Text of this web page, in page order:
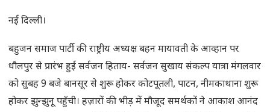
नई दिल्ली।
बहुजन समाज पार्टी की राष्ट्रीय अध्यक्ष बहन मायावती के आव्हान पर
धौलपुर से प्रारंभ हुई सर्वजन हिताय- सर्वजन सुखाय संकल्प यात्रा मंगलवार
को सुबह 9 बजे बानसूर से शुरू होकर कोटपूतली, पाटन, नीमकाथाना शुरू
होकर झुन्झुनू पहुँची। हज़ारों की भीड़ में मौजूद समर्थकों ने आकाश आनंद